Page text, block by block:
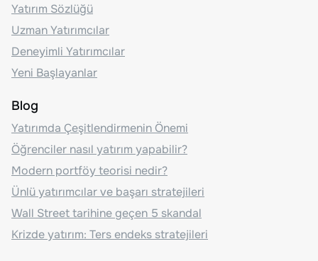
Yatırım Sözlüğü
Uzman Yatırımcılar
Deneyimli Yatırımcılar
Yeni Başlayanlar
Blog
Yatırımda Çeşitlendirmenin Önemi
Öğrenciler nasıl yatırım yapabilir?
Modern portföy teorisi nedir?
Ünlü yatırımcılar ve başarı stratejileri
Wall Street tarihine geçen 5 skandal
Krizde yatırım: Ters endeks stratejileri